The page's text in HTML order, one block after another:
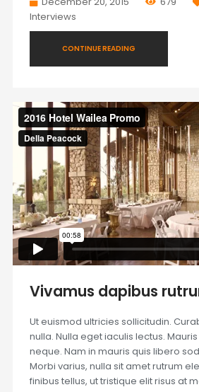
Interviews
CONTINUE READING
Vivamus dapibus
Ut euismod ultricies sollicitudin.
nulla. Nulla eget iaculis lectus.
neque. Nam in mauris quis libero
Morbi varius, nulla sit amet rutrum
finibus tellus, ut tristique elit risus at